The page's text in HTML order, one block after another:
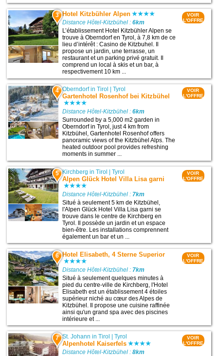
3 Hotel Kitzbühler Alpen
Distance Hôtel-Kitzbühel :6km
L’établissement Hotel Kitzbühler Alpen se
trouve à Oberndorf en Tyrol, à 7,8 km de ce
lieu d’intérêt : Casino de Kitzbuhel. Il
propose un jardin, une terrasse, un
restaurant et un parking privé gratuit. Il
comprend un local à skis et un bar, à
respectivement 10 km ...
VOIR
L'OFFRE
4 Oberndorf in Tirol |Tyrol
Gartenhotel Rosenhof bei Kitzbühel
Distance Hôtel-Kitzbühel :6km
Surrounded by a 5,000 m2 garden in
Oberndorf in Tyrol, just 4 km from
Kitzbühel, Gartenhotel Rosenhof offers
panoramic views of the Kitzbühel Alps. The
heated outdoor pool provides refreshing
moments in summer ...
VOIR
L'OFFRE
5 Kirchberg in Tirol |Tyrol
Alpen Glück Hotel Villa Lisa garni
Distance Hôtel-Kitzbühel : 7km
Situé à seulement 5 km de Kitzbühel,
l'Alpen Glück Hotel Villa Lisa garni se
trouve dans le centre de Kirchberg en
Tyrol. Il possède un jardin et un espace
bien-être. Les installations comprennent
également un bar et un ...
VOIR
L'OFFRE
6 Hotel Elisabeth, 4 Sterne Superior
Distance Hôtel-Kitzbühel : 7km
Situé à seulement quelques minutes à
pied du centre-ville de Kirchberg, l'Hotel
Elisabeth est un établissement 4 étoiles
supérieur niché au cœur des Alpes de
Kitzbühel. Il propose une cuisine raffinée
ainsi qu'un grand spa avec des piscines
intérieure et ...
VOIR
L'OFFRE
7 St. Johann in Tirol |Tyrol
Alpenhotel Kaiserfels
Distance Hôtel-Kitzbühel :8km
VOIR
L'OFFRE